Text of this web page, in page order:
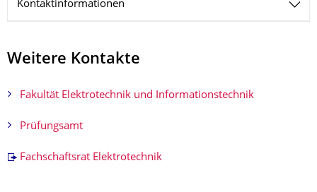
Kontaktinformationen
Weitere Kontakte
Fakultät Elektrotechnik und Informationstechnik
Prüfungsamt
Fachschaftsrat Elektrotechnik